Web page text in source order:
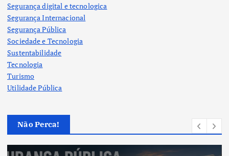
Segurança digital e tecnologica
Segurança Internacional
Segurança Pública
Sociedade e Tecnologia
Sustentabilidade
Tecnologia
Turismo
Utilidade Pública
Não Perca!